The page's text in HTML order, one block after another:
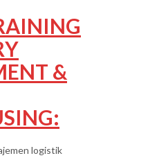
&
logistik